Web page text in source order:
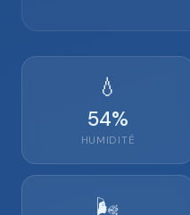
💧
54%
HUMIDITÉ
🌬️